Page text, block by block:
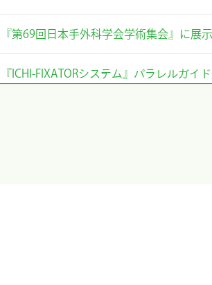
『第69回日本手外科学会学術集会』に展
『ICHI-FIXATORシステム』パラレルガイ